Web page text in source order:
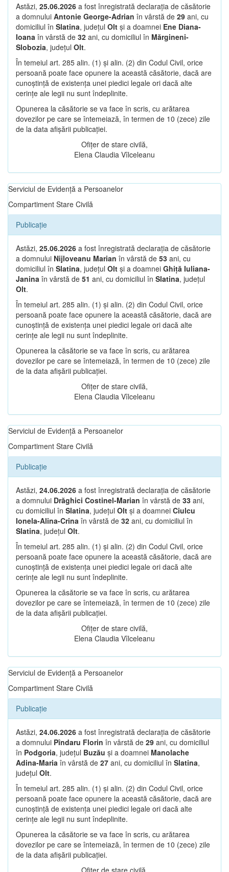
Astăzi, 25.06.2026 a fost înregistrată declarația de căsătorie
a domnului Antonie George-Adrian în vârstă de 29 ani, cu
domiciliul în Slatina, județul Olt și a doamnei Ene Diana-
Ioana în vârstă de 32 ani, cu domiciliul în Mărgineni-
Slobozia, județul Olt.
În temeiul art. 285 alin. (1) și alin. (2) din Codul Civil, orice
persoană poate face opunere la această căsătorie, dacă are
cunoștință de existența unei piedici legale ori dacă alte
cerințe ale legii nu sunt îndeplinite.
Opunerea la căsătorie se va face în scris, cu arătarea
dovezilor pe care se întemeiază, în termen de 10 (zece) zile
de la data afișării publicației.
Ofițer de stare civilă,
Elena Claudia Vîlceleanu
Serviciul de Evidență a Persoanelor
Compartiment Stare Civilă
Publicație
Astăzi, 25.06.2026 a fost înregistrată declarația de căsătorie
a domnului Nijloveanu Marian în vârstă de 53 ani, cu
domiciliul în Slatina, județul Olt și a doamnei Ghiță Iuliana-
Janina în vârstă de 51 ani, cu domiciliul în Slatina, județul
Olt.
În temeiul art. 285 alin. (1) și alin. (2) din Codul Civil, orice
persoană poate face opunere la această căsătorie, dacă are
cunoștință de existența unei piedici legale ori dacă alte
cerințe ale legii nu sunt îndeplinite.
Opunerea la căsătorie se va face în scris, cu arătarea
dovezilor pe care se întemeiază, în termen de 10 (zece) zile
de la data afișării publicației.
Ofițer de stare civilă,
Elena Claudia Vîlceleanu
Serviciul de Evidență a Persoanelor
Compartiment Stare Civilă
Publicație
Astăzi, 24.06.2026 a fost înregistrată declarația de căsătorie
a domnului Drăghici Costinel-Marian în vârstă de 33 ani,
cu domiciliul în Slatina, județul Olt și a doamnei Ciulcu
Ionela-Alina-Crina în vârstă de 32 ani, cu domiciliul în
Slatina, județul Olt.
În temeiul art. 285 alin. (1) și alin. (2) din Codul Civil, orice
persoană poate face opunere la această căsătorie, dacă are
cunoștință de existența unei piedici legale ori dacă alte
cerințe ale legii nu sunt îndeplinite.
Opunerea la căsătorie se va face în scris, cu arătarea
dovezilor pe care se întemeiază, în termen de 10 (zece) zile
de la data afișării publicației.
Ofițer de stare civilă,
Elena Claudia Vîlceleanu
Serviciul de Evidență a Persoanelor
Compartiment Stare Civilă
Publicație
Astăzi, 24.06.2026 a fost înregistrată declarația de căsătorie
a domnului Pîndaru Florin în vârstă de 29 ani, cu domiciliul
în Podgoria, județul Buzău și a doamnei Manolache
Adina-Maria în vârstă de 27 ani, cu domiciliul în Slatina,
județul Olt.
În temeiul art. 285 alin. (1) și alin. (2) din Codul Civil, orice
persoană poate face opunere la această căsătorie, dacă are
cunoștință de existența unei piedici legale ori dacă alte
cerințe ale legii nu sunt îndeplinite.
Opunerea la căsătorie se va face în scris, cu arătarea
dovezilor pe care se întemeiază, în termen de 10 (zece) zile
de la data afișării publicației.
Ofițer de stare civilă,